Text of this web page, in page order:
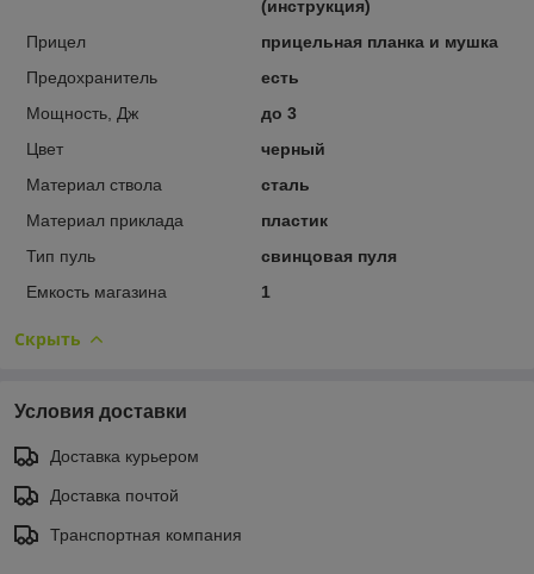
(инструкция)
Прицел
прицельная планка и мушка
Предохранитель
есть
Мощность, Дж
до 3
Цвет
черный
Материал ствола
сталь
Материал приклада
пластик
Тип пуль
свинцовая пуля
Емкость магазина
1
Скрыть
Условия доставки
Доставка курьером
Доставка почтой
Транспортная компания